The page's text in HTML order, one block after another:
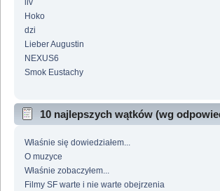
Hoko
dzi
Lieber Augustin
NEXUS6
Smok Eustachy
10 najlepszych wątków (wg
Właśnie się dowiedziałem...
O muzyce
Właśnie zobaczyłem...
Filmy SF warte i nie warte obejrzenia